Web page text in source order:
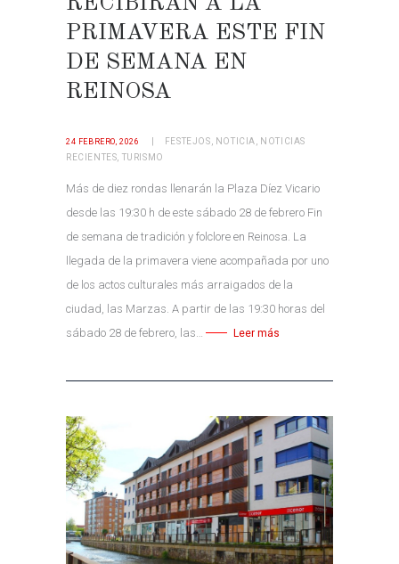
PRIMAVERA ESTE FIN
DE SEMANA EN
REINOSA
24 FEBRERO, 2026 FESTEJOS, NOTICIA, NOTICIAS
RECIENTES, TURISMO
Más de diez rondas llenarán la Plaza Díez Vicario
desde las 19:30 h de este sábado 28 de febrero Fin
de semana de tradición y folclore en Reinosa. La
llegada de la primavera viene acompañada por uno
de los actos culturales más arraigados de la
ciudad, las Marzas. A partir de las 19:30 horas del
sábado 28 de febrero, las…
Leer más